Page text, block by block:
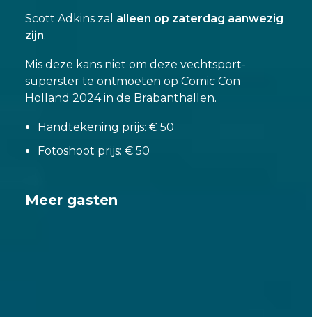
Scott Adkins zal alleen op zaterdag aanwezig
zijn.
Mis deze kans niet om deze vechtsport-
superster te ontmoeten op Comic Con
Holland 2024 in de Brabanthallen.
Handtekening prijs: € 50
Fotoshoot prijs: € 50
Meer gasten